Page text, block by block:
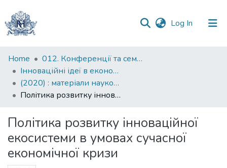
Log In (current)
Communities
&
Collections
All of DSpace
Statistics
Home
012. Конференції та семінари НаУКМА
Інноваційні ідеї в економічній науці: пошуки вирішення сучасних проблем: матеріали науково-практичної конференції
(2020) : матеріали науково-практичної конференції, 16 квітня 2020 року
Політика розвитку інноваційної екосистеми в умовах сучасної економічної кризи
Політика розвитку інноваційної
екосистеми в умовах сучасної
економічної кризи